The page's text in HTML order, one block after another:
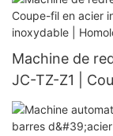
industrielles |
Machine de
JC-TZ-Z1 |
Formage de
| Installation